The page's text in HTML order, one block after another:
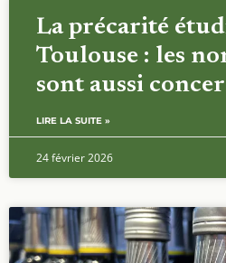
La précarité
Toulouse : les
sont aussi
LIRE LA SUITE »
24 février 2026